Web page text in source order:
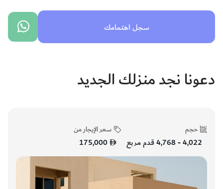
سجل اهتمامك
دعونا نجد منزلك الجديد
حجم
4,022 - 4,768 قدم مربع
سعر الإيجار من